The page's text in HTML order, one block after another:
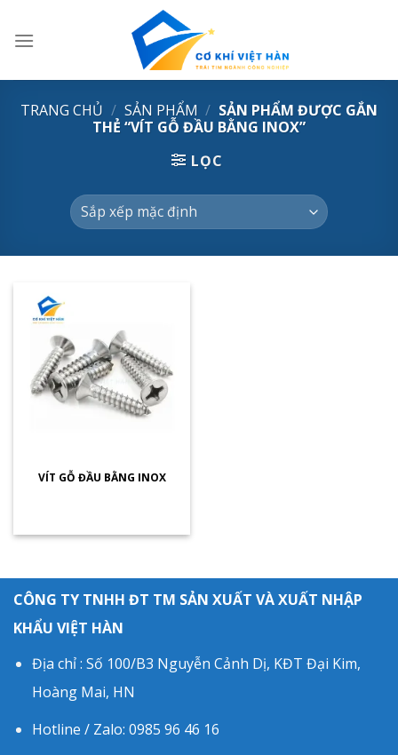
TRANG CHỦ / SẢN PHẨM / SẢN PHẨM ĐƯỢC GẮN
THẺ “VÍT GỖ ĐẦU BẰNG INOX”
LỌC
VÍT GỖ ĐẦU BẰNG INOX
CÔNG TY TNHH ĐT TM SẢN XUẤT VÀ XUẤT NHẬP
KHẨU VIỆT HÀN
Địa chỉ : Số 100/B3 Nguyễn Cảnh Dị, KĐT Đại Kim,
Hoàng Mai, HN
Hotline / Zalo: 0985 96 46 16